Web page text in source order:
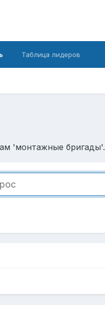
Таблица лидеров
'монтажные бригады'.